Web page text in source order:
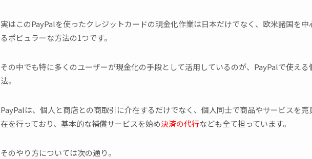
実はこのPayPalを使ったクレジットカードの現金化作業は日本だけでなく、欧米諸国を
るポピュラーな方法の1つです。
その中でも特に多くのユーザーが現金化の手段として活用しているのが、PayPalで使え
法。
PayPalは、個人と商店との商取引に介在するだけでなく、個人同士で商品やサービスを
在を行っており、基本的な補償サービスを始め決済の代行なども全て担っています。
そのやり方については次の通り。